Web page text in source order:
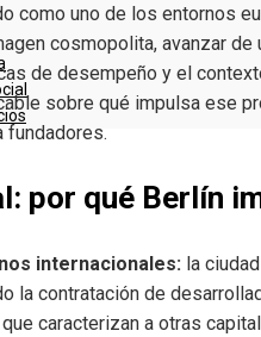
como uno de los entornos
cosmopolita, avanzar
de desempeño y el
sobre qué impulsa ese
fundadores.
por qué Berlín
internacionales: la
la contratación de
caracterizan a otras